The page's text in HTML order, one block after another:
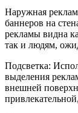
Наружная
баннеров на
рекламы видна
так и людям,
Подсветка:
выделения
внешней